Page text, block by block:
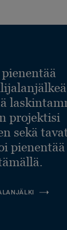
projektisi
sekä
pienentää